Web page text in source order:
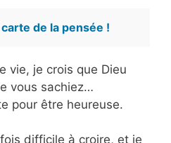
de la pensée !
vie, je crois que Dieu
vous sachiez…
pour être heureuse.
difficile à croire, et je